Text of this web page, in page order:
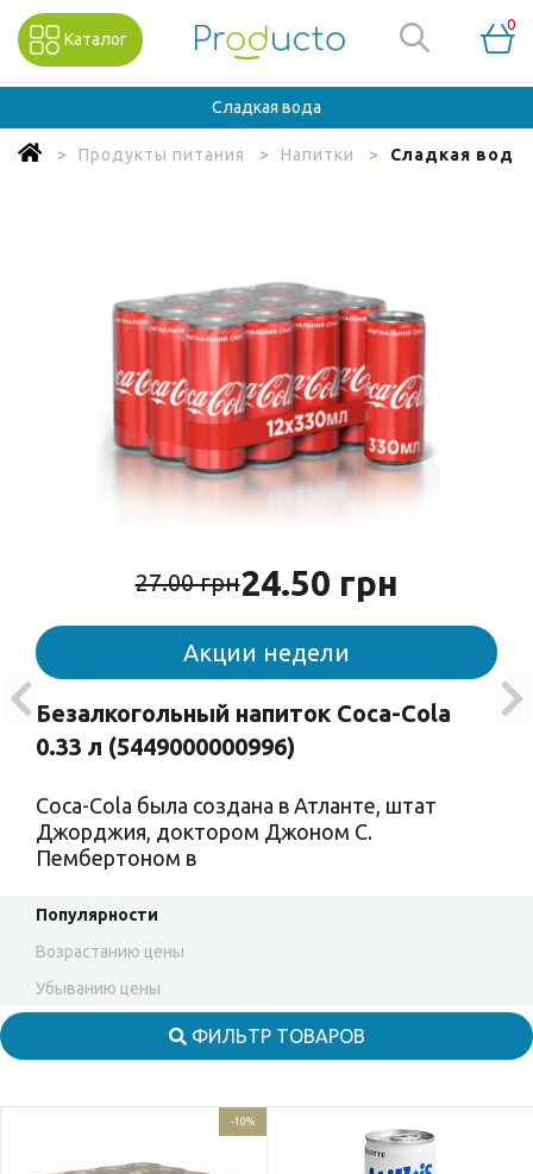
Каталог
0
Сладкая вода
Продукты питания Напитки Сладкая вода
27.00 грн24.50 грн
Акции недели
Безалкогольный напиток Coca-Cola
0.33 л (5449000000996)
Coca-Cola была создана в Атланте, штат
Джорджия, доктором Джоном С.
Пембертоном в
Популярности
Возрастанию цены
Убыванию цены
ФИЛЬТР ТОВАРОВ
-10%